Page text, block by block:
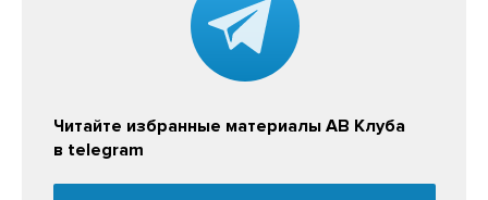
Читайте избранные материалы АВ Клуба
в telegram